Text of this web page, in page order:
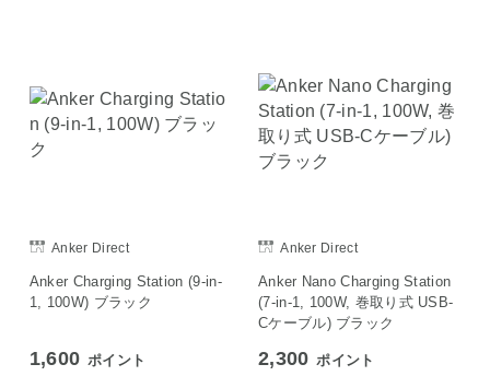
Anker Direct
Anker Charging Station (9-in-
1, 100W) ブラック
1,600 ポイント
Anker Direct
Anker Nano Charging Station
(7-in-1, 100W, 巻取り式 USB-
Cケーブル) ブラック
2,300 ポイント